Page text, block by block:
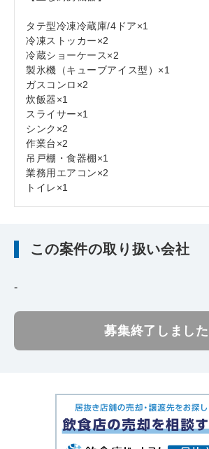
タテ型冷凍冷蔵庫/4ドア×1
冷凍ストッカー×2
冷蔵ショーケース×2
製氷機（キューブアイス型）×1
ガスコンロ×2
炊飯器×1
スライサー×1
シンク×2
作業台×2
吊戸棚・食器棚×1
業務用エアコン×2
トイレ×1
この案件の取り扱い会社
-
募集終了しました